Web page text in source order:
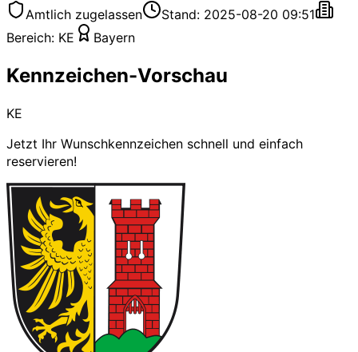
Amtlich zugelassen
Stand: 2025-08-20 09:51
Bereich: KE Bayern
Kennzeichen-Vorschau
KE
Jetzt Ihr Wunschkennzeichen schnell und einfach
reservieren!